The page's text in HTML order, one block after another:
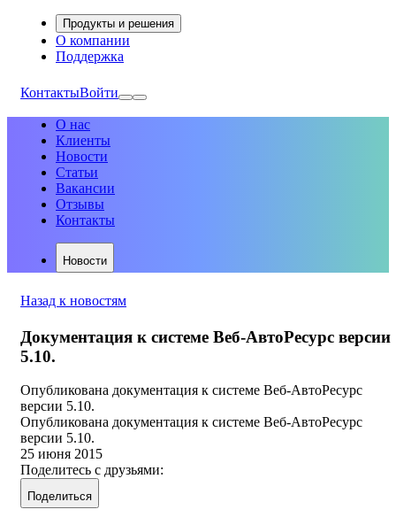
Продукты и решения
О компании
Поддержка
КонтактыВойти
О нас
Клиенты
Новости
Статьи
Вакансии
Отзывы
Контакты
Новости
Назад к новостям
Документация к системе Веб-АвтоРесурс версии
5.10.
Опубликована документация к системе Веб-АвтоРесурс
версии 5.10.
Опубликована документация к системе Веб-АвтоРесурс
версии 5.10.
25 июня 2015
Поделитесь с друзьями:
Поделиться